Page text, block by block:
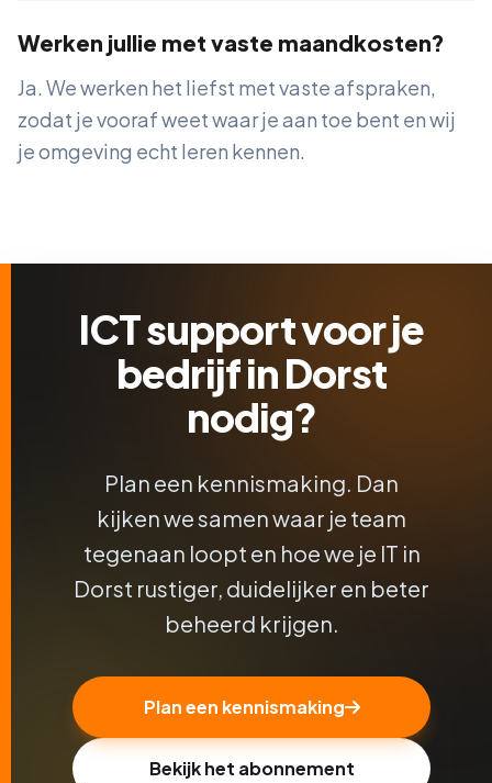
Werken jullie met vaste maandkosten?
Ja. We werken het liefst met vaste afspraken,
zodat je vooraf weet waar je aan toe bent en wij
je omgeving echt leren kennen.
ICT support voor je
bedrijf in Dorst
nodig?
Plan een kennismaking. Dan
kijken we samen waar je team
tegenaan loopt en hoe we je IT in
Dorst rustiger, duidelijker en beter
beheerd krijgen.
Plan een kennismaking
Bekijk het abonnement